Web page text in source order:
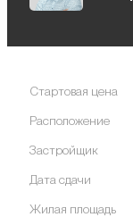
Стартовая цена
Расположение
Застройщик
Дата сдачи
Жилая площадь